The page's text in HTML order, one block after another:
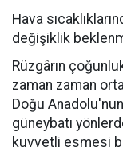
Hava
değişiklik
Rüzgârın
zaman zaman
Doğu
güneybatı
kuvvetli esmesi